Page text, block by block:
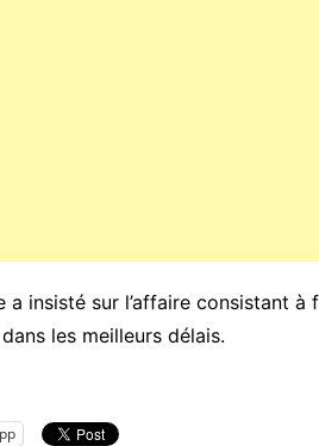
a insisté sur l’affaire consistant
les meilleurs délais.